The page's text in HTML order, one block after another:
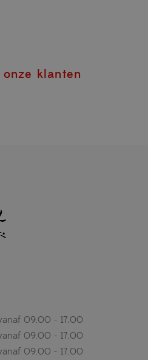
klanten
09.00 - 17.00
09.00 - 17.00
09.00 - 17.00